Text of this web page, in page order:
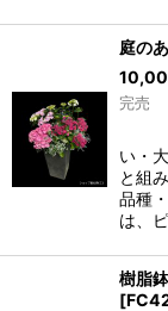
庭の
完売
あ
い・
と組
品
は、
樹脂
[